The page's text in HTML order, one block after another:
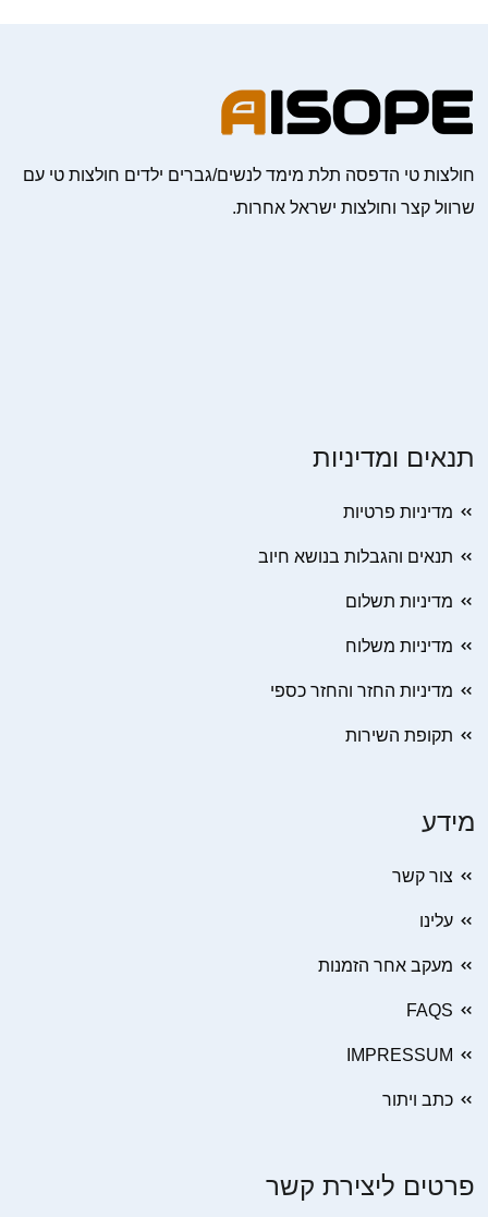
חולצות טי הדפסה תלת מימד לנשים/גברים ילדים חולצות טי עם
שרוול קצר וחולצות ישראל אחרות.
תנאים ומדיניות
מדיניות פרטיות
תנאים והגבלות בנושא חיוב
מדיניות תשלום
מדיניות משלוח
מדיניות החזר והחזר כספי
תקופת השירות
מידע
צור קשר
עלינו
מעקב אחר הזמנות
FAQS
IMPRESSUM
כתב ויתור
פרטים ליצירת קשר